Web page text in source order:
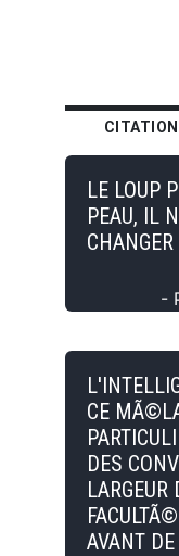
LE LOUP
PEAU, IL
-
CE
DES
LARGEUR
AVANT